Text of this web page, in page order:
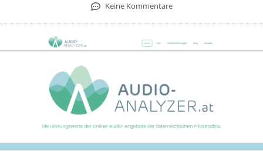
Keine Kommentare